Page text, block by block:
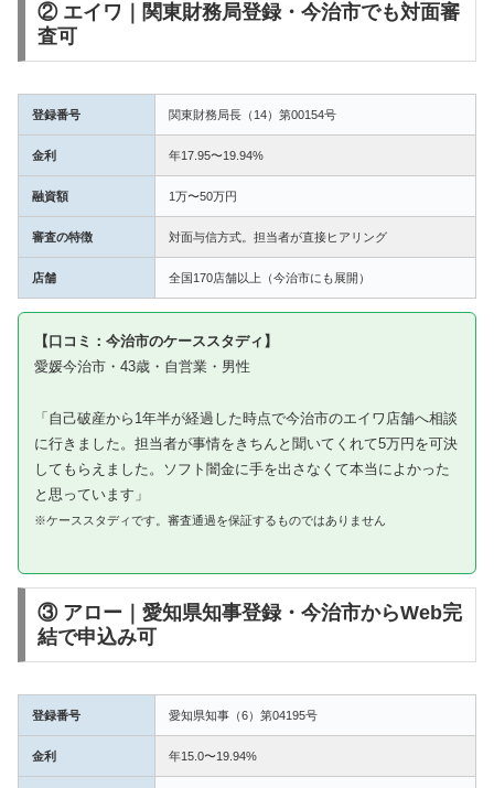
② エイワ｜関東財務局登録・今治市でも対面審
査可
登録番号 関東財務局長（14）第00154号
金利 年17.95〜19.94%
融資額 1万〜50万円
審査の特徴 対面与信方式。担当者が直接ヒアリング
店舗 全国170店舗以上（今治市にも展開）
【口コミ：今治市のケーススタディ】
愛媛今治市・43歳・自営業・男性
「自己破産から1年半が経過した時点で今治市のエイワ店舗へ相談
に行きました。担当者が事情をきちんと聞いてくれて5万円を可決
してもらえました。ソフト闇金に手を出さなくて本当によかった
と思っています」
※ケーススタディです。審査通過を保証するものではありません
③ アロー｜愛知県知事登録・今治市からWeb完
結で申込み可
登録番号 愛知県知事（6）第04195号
金利 年15.0〜19.94%